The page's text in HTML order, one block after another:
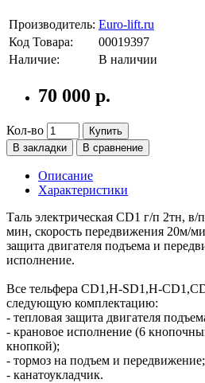
Производитель: Euro-lift.ru
Код Товара:
00019397
Наличие:
В наличии
70 000 р.
Кол-во
Купить
В закладки
В сравнение
Описание
Характеристики
Таль электрическая CD1 г/п 2тн,
мин, скорость передвижения 20м/
защита двигателя подъема и
исполнение.
Все тельфера CD1,H-SD1,H-
следующую комплектацию:
- тепловая защита двигателя
- крановое исполнение (6
кнопкой);
- тормоз на подъем и передвижение;
- канатоукладчик.